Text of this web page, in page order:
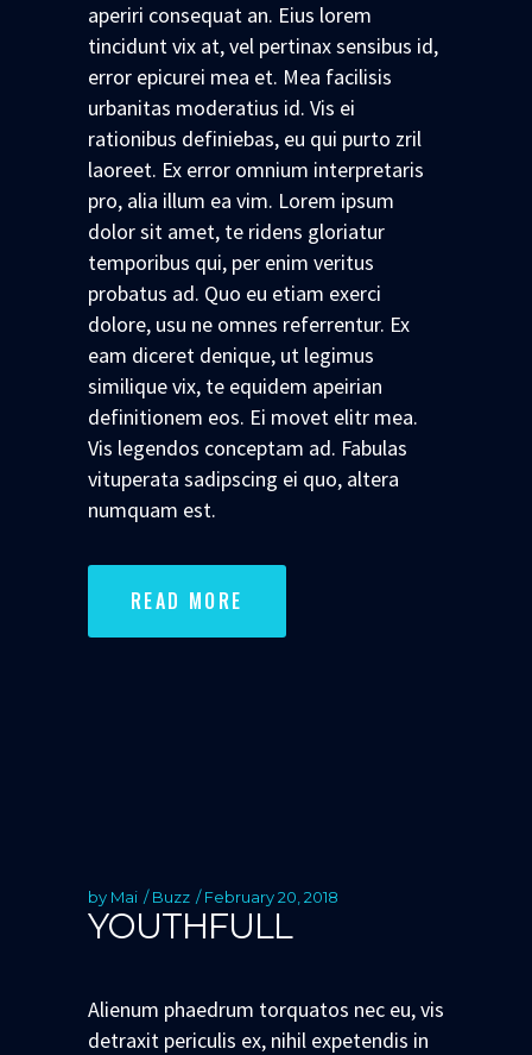
aperiri consequat an. Eius lorem
tincidunt vix at, vel pertinax sensibus id,
error epicurei mea et. Mea facilisis
urbanitas moderatius id. Vis ei
rationibus definiebas, eu qui purto zril
laoreet. Ex error omnium interpretaris
pro, alia illum ea vim. Lorem ipsum
dolor sit amet, te ridens gloriatur
temporibus qui, per enim veritus
probatus ad. Quo eu etiam exerci
dolore, usu ne omnes referrentur. Ex
eam diceret denique, ut legimus
similique vix, te equidem apeirian
definitionem eos. Ei movet elitr mea.
Vis legendos conceptam ad. Fabulas
vituperata sadipscing ei quo, altera
numquam est.
READ MORE
by Mai Buzz February 20, 2018
YOUTHFULL
Alienum phaedrum torquatos nec eu, vis
detraxit periculis ex, nihil expetendis in